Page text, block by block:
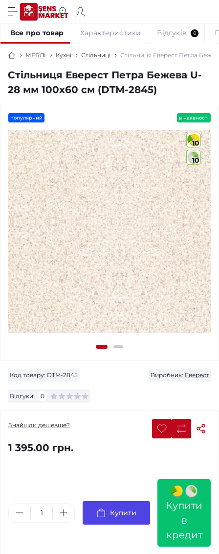
МЕБЛІ Кухні Стільниці Стільниця Еверест Петра
Стільниця Еверест Петра Бежева U-
28 мм 100х60 см (DTM-2845)
Все про товар Характеристики Відгуків 0
популярний в наявності
10
10
Код товару: DTM-2845 Виробник: Еверест
Відгуки: 0
Знайшли дешевше?
1 395.00 грн.
Купити
Купити
в
кредит